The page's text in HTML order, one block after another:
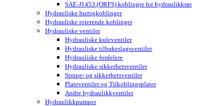
SAE-J1453 (ORFS) koblinger for hydraulikkrør
Hydrauliske hurtigkoblinger
Hydrauliske roterende koblinger
Hydrauliske ventiler
Hydrauliske kuleventiler
Hydrauliske tilbakeslagsventiler
Hydrauliske fordelere
Hydrauliske sikkerhetsventiler
Strupe- og sikkerhetsventiler
Plateventiler og Tilkoblingsplater
Andre hydraulikkventiler
Hydraulikkpumper